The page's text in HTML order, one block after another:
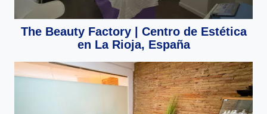
The Beauty Factory | Centro de Estética
en La Rioja, España